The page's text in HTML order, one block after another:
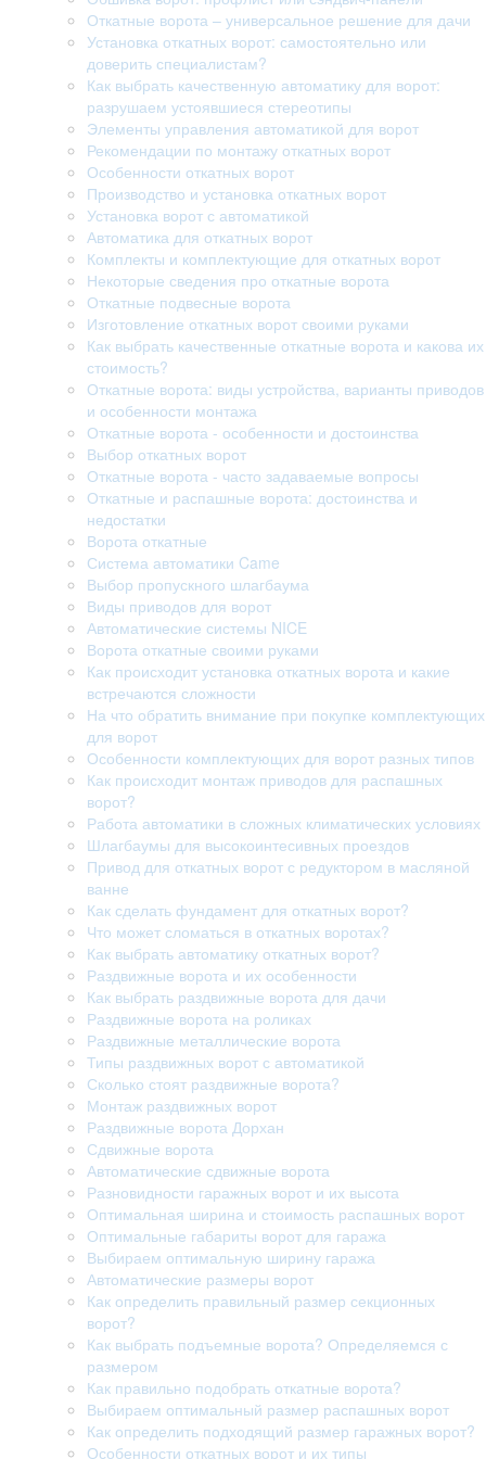
Откатные ворота – универсальное решение для дачи
Установка откатных ворот: самостоятельно или
доверить специалистам?
Как выбрать качественную автоматику для ворот:
разрушаем устоявшиеся стереотипы
Элементы управления автоматикой для ворот
Рекомендации по монтажу откатных ворот
Особенности откатных ворот
Производство и установка откатных ворот
Установка ворот с автоматикой
Автоматика для откатных ворот
Комплекты и комплектующие для откатных ворот
Некоторые сведения про откатные ворота
Откатные подвесные ворота
Изготовление откатных ворот своими руками
Как выбрать качественные откатные ворота и какова их
стоимость?
Откатные ворота: виды устройства, варианты приводов
и особенности монтажа
Откатные ворота - особенности и достоинства
Выбор откатных ворот
Откатные ворота - часто задаваемые вопросы
Откатные и распашные ворота: достоинства и
недостатки
Ворота откатные
Система автоматики Came
Выбор пропускного шлагбаума
Виды приводов для ворот
Автоматические системы NICE
Ворота откатные своими руками
Как происходит установка откатных ворота и какие
встречаются сложности
На что обратить внимание при покупке комплектующих
для ворот
Особенности комплектующих для ворот разных типов
Как происходит монтаж приводов для распашных
ворот?
Работа автоматики в сложных климатических условиях
Шлагбаумы для высокоинтесивных проездов
Привод для откатных ворот с редуктором в масляной
ванне
Как сделать фундамент для откатных ворот?
Что может сломаться в откатных воротах?
Как выбрать автоматику откатных ворот?
Раздвижные ворота и их особенности
Как выбрать раздвижные ворота для дачи
Раздвижные ворота на роликах
Раздвижные металлические ворота
Типы раздвижных ворот с автоматикой
Сколько стоят раздвижные ворота?
Монтаж раздвижных ворот
Раздвижные ворота Дорхан
Сдвижные ворота
Автоматические сдвижные ворота
Разновидности гаражных ворот и их высота
Оптимальная ширина и стоимость распашных ворот
Оптимальные габариты ворот для гаража
Выбираем оптимальную ширину гаража
Автоматические размеры ворот
Как определить правильный размер секционных
ворот?
Как выбрать подъемные ворота? Определяемся с
размером
Как правильно подобрать откатные ворота?
Выбираем оптимальный размер распашных ворот
Как определить подходящий размер гаражных ворот?
Особенности откатных ворот и их типы